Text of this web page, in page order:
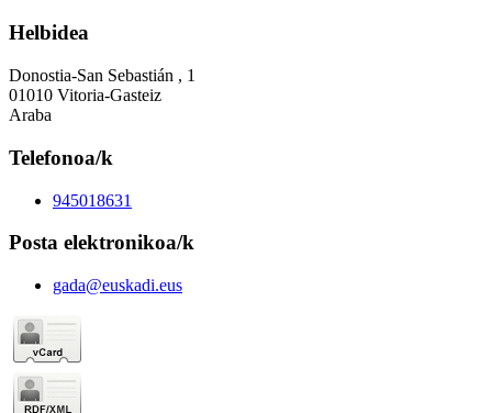
Helbidea
Donostia-San Sebastián , 1
01010 Vitoria-Gasteiz
Araba
Telefonoa/k
945018631
Posta elektronikoa/k
gada@euskadi.eus